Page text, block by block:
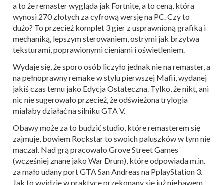
a to że remaster wygląda jak Fortnite, a to ceną, która
wynosi 270 złotych za cyfrową wersję na PC. Czy to
dużo? To przecież komplet 3 gier z usprawnioną grafiką i
mechaniką, lepszym sterowaniem, ostrymi jak brzytwa
teksturami, poprawionymi cieniami i oświetleniem.
Wydaje się, że sporo osób liczyło jednak nie na remaster, a
na pełnoprawny remake w stylu pierwszej Mafii, wydanej
jakiś czas temu jako Edycja Ostateczna. Tylko, że nikt, ani
nic nie sugerowało przecież, że odświeżona trylogia
miałaby działać na silniku GTA V.
Obawy może za to budzić studio, które remasterem się
zajmuje, bowiem Rockstar to swoich paluszków w tym nie
maczał. Nad grą pracowało Grove Street Games
(wcześniej znane jako War Drum), które odpowiada m.in.
za mało udany port GTA San Andreas na PplayStation 3.
Jak to wyjdzie w praktyce przekonany się już niebawem,